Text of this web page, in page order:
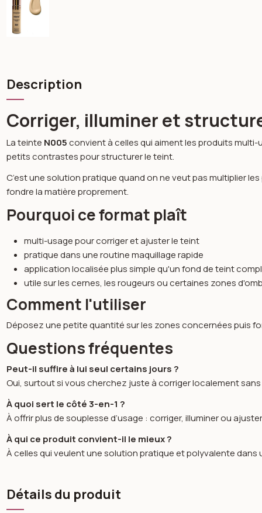
Description
Corriger, illuminer et
La teinte N005convient à celles qui aiment les produits
petits contrastes pour structurer le teint.
C’est une solution pratique quand on ne veut pas multiplier
fondre la matière proprement.
Pourquoi ce format plaît
multi-usage pour corriger et ajuster le teint
pratique dans une routine maquillage rapide
application localisée plus simple qu'un fond de teint
utile sur les cernes, les rougeurs ou certaines zones
Comment l'utiliser
Déposez une petite quantité sur les zones concernées puis
Questions fréquentes
Peut-il suffire à lui seul certains jours ?
Oui, surtout si vous cherchez juste à corriger localement
À quoi sert le côté 3-en-1 ?
À offrir plus de souplesse d’usage : corriger, illuminer ou
À qui ce produit convient-il le mieux ?
À celles qui veulent une solution pratique et polyvalente dans
Détails du produit